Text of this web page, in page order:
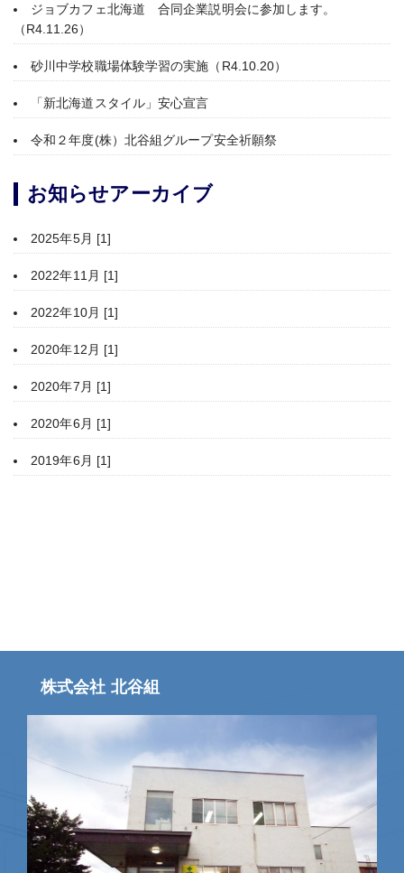
ジョブカフェ北海道 合同企業説明会に参加します。
（R4.11.26）
砂川中学校職場体験学習の実施（R4.10.20）
「新北海道スタイル」安心宣言
令和２年度(株）北谷組グループ安全祈願祭
お知らせアーカイブ
2025年5月 [1]
2022年11月 [1]
2022年10月 [1]
2020年12月 [1]
2020年7月 [1]
2020年6月 [1]
2019年6月 [1]
株式会社 北谷組